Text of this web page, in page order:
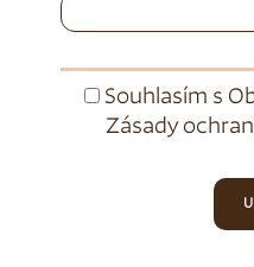
Souhlasím s
Zásady